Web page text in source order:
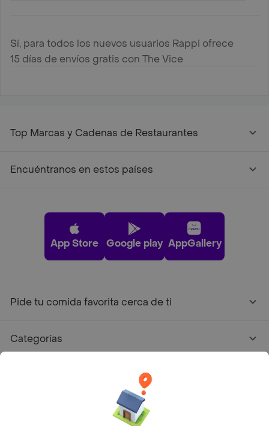
Sí, para todos los nuevos usuarios Rappi ofrece
15 días de envíos gratis con The Vice
Top Marcas y Cadenas de Restaurantes
Encuéntranos en estos países
App Store Google play AppGallery
Pide tu comida favorita cerca de ti
Categorías